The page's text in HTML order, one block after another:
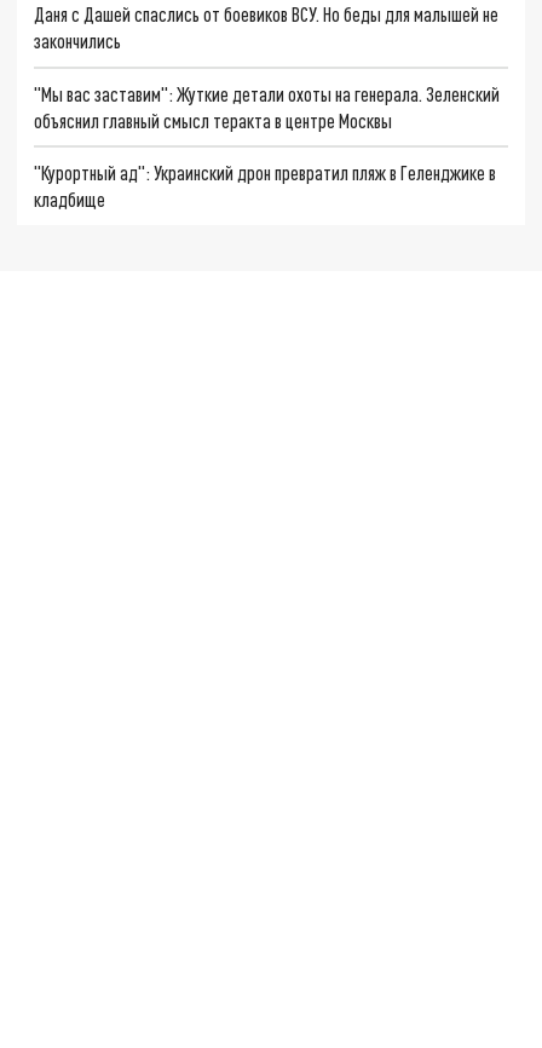
Даня с Дашей спаслись от боевиков ВСУ. Но беды для малышей не
закончились
"Мы вас заставим": Жуткие детали охоты на генерала. Зеленский
объяснил главный смысл теракта в центре Москвы
"Курортный ад": Украинский дрон превратил пляж в Геленджике в
кладбище